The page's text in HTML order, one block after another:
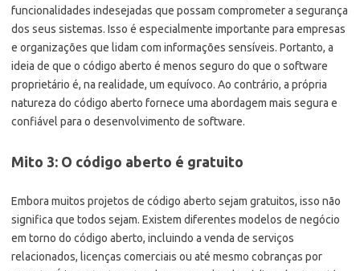
funcionalidades indesejadas que possam comprometer a segurança
dos seus sistemas. Isso é especialmente importante para empresas
e organizações que lidam com informações sensíveis. Portanto, a
ideia de que o código aberto é menos seguro do que o software
proprietário é, na realidade, um equívoco. Ao contrário, a própria
natureza do código aberto fornece uma abordagem mais segura e
confiável para o desenvolvimento de software.
Mito 3: O código aberto é gratuito
Embora muitos projetos de código aberto sejam gratuitos, isso não
significa que todos sejam. Existem diferentes modelos de negócio
em torno do código aberto, incluindo a venda de serviços
relacionados, licenças comerciais ou até mesmo cobranças por